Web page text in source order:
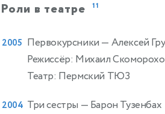
Роли в театре 11
2005 Первокурсники — Алексей
Режиссёр: Михаил
Театр: Пермский ТЮЗ
2004 Три сестры — Барон Тузенбах